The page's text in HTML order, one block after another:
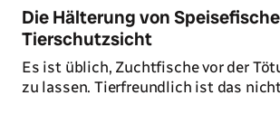
Die Hälterung von
Tierschutzsicht
Es ist üblich, Zuchtfische vor der
zu lassen. Tierfreundlich ist das